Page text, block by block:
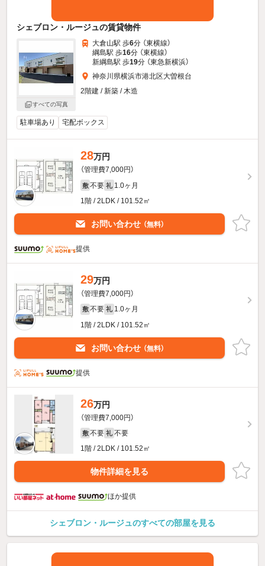
シェブロン・ルージュの賃貸物件
すべての写真
大倉山駅 歩6分 （東横線）
綱島駅 歩16分 （東横線）
新綱島駅 歩19分 （東急新横浜）
神奈川県横浜市港北区大曽根台
2階建 / 新築 / 木造
駐車場あり 宅配ボックス
28万円
（管理費7,000円）
敷 不要 礼 1.0ヶ月
1階 / 2LDK / 101.52㎡
お問い合わせ （無料）
提供
29万円
（管理費7,000円）
敷 不要 礼 1.0ヶ月
1階 / 2LDK / 101.52㎡
お問い合わせ （無料）
提供
26万円
（管理費7,000円）
敷 不要 礼 不要
1階 / 2LDK / 101.52㎡
物件詳細を見る
ほか提供
シェブロン・ルージュのすべての部屋を見る